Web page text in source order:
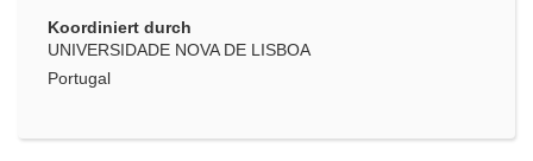
Koordiniert durch
UNIVERSIDADE NOVA DE LISBOA
Portugal